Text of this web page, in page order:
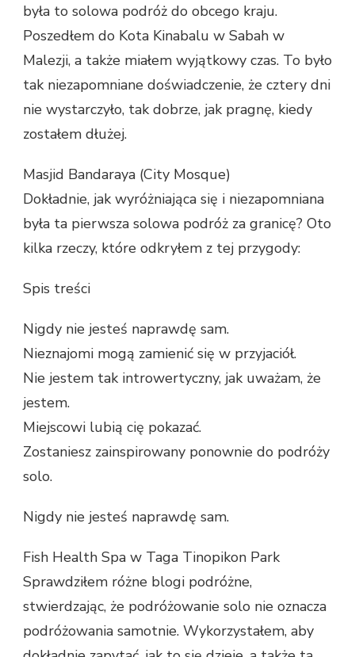
była to solowa podróż do obcego kraju.
Poszedłem do Kota Kinabalu w Sabah w
Malezji, a także miałem wyjątkowy czas. To było
tak niezapomniane doświadczenie, że cztery dni
nie wystarczyło, tak dobrze, jak pragnę, kiedy
zostałem dłużej.
Masjid Bandaraya (City Mosque)
Dokładnie, jak wyróżniająca się i niezapomniana
była ta pierwsza solowa podróż za granicę? Oto
kilka rzeczy, które odkryłem z tej przygody:
Spis treści
Nigdy nie jesteś naprawdę sam.
Nieznajomi mogą zamienić się w przyjaciół.
Nie jestem tak introwertyczny, jak uważam, że
jestem.
Miejscowi lubią cię pokazać.
Zostaniesz zainspirowany ponownie do podróży
solo.
Nigdy nie jesteś naprawdę sam.
Fish Health Spa w Taga Tinopikon Park
Sprawdziłem różne blogi podróżne,
stwierdzając, że podróżowanie solo nie oznacza
podróżowania samotnie. Wykorzystałem, aby